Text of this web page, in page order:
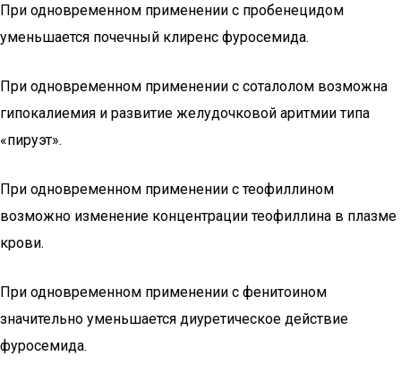
При одновременном применении с пробенецидом
уменьшается почечный клиренс фуросемида.
При одновременном применении с соталолом возможна
гипокалиемия и развитие желудочковой аритмии типа
«пируэт».
При одновременном применении с теофиллином
возможно изменение концентрации теофиллина в плазме
крови.
При одновременном применении с фенитоином
значительно уменьшается диуретическое действие
фуросемида.